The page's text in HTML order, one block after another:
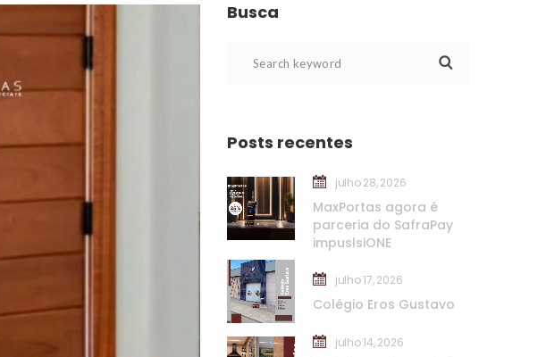
Busca
Posts recente
julho 28, 2026
MaxPortas agora é
parceria do SafraPay
impuslsiONE
julho 17, 2026
Colégio Eros Gustavo
julho 14, 2026